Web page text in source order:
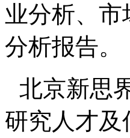
业分析、
分析报告。
北京新思
研究人才及